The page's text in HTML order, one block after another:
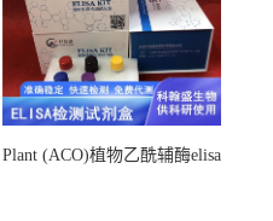
Plant (ACO)植物乙酰辅酶elisa